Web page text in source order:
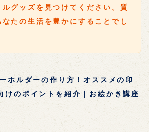
ルグッズを見つけてください。質
たの生活を豊かにすることでし
ホルダーの作り方！オススメの印
けのポイントを紹介｜お絵かき講座